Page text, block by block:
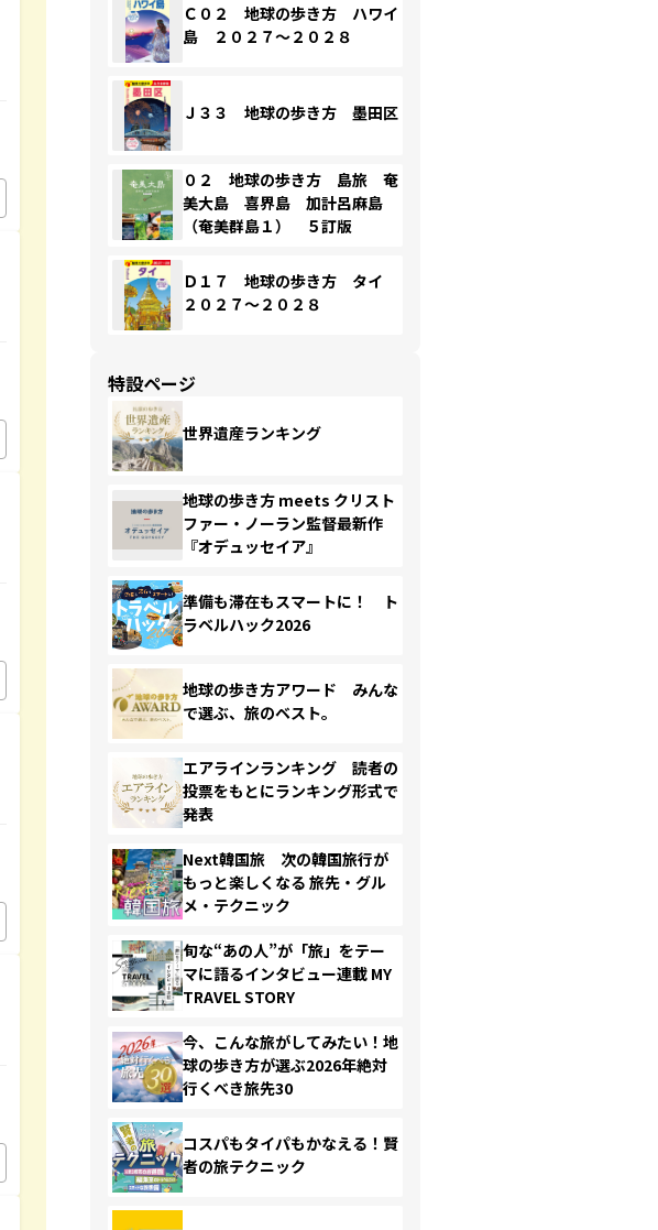
Ｃ０２ 地球の歩き方 ハワイ
島 ２０２７～２０２８
Ｊ３３ 地球の歩き方 墨田区
０２ 地球の歩き方 島旅 奄
美大島 喜界島 加計呂麻島
（奄美群島１） ５訂版
Ｄ１７ 地球の歩き方 タイ
２０２７～２０２８
特設ページ
世界遺産ランキング
地球の歩き方 meets クリスト
ファー・ノーラン監督最新作
『オデュッセイア』
準備も滞在もスマートに！ ト
ラベルハック2026
地球の歩き方アワード みんな
で選ぶ、旅のベスト。
エアラインランキング 読者の
投票をもとにランキング形式で
発表
Next韓国旅 次の韓国旅行が
もっと楽しくなる 旅先・グル
メ・テクニック
旬な“あの人”が「旅」をテー
マに語るインタビュー連載 MY
TRAVEL STORY
今、こんな旅がしてみたい！地
球の歩き方が選ぶ2026年絶対
行くべき旅先30
コスパもタイパもかなえる！賢
者の旅テクニック